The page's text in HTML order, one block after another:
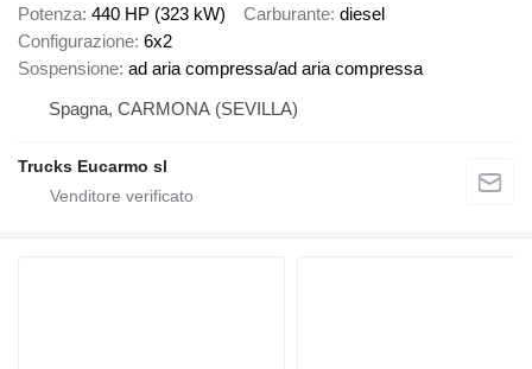
Potenza 440 HP (323 kW) Carburante diesel
Configurazione 6x2
Sospensione ad aria compressa/ad aria compressa
Spagna, CARMONA (SEVILLA)
Trucks Eucarmo sl